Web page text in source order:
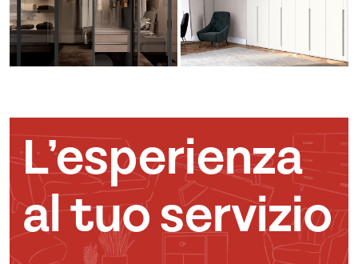
L’esperienza
al tuo servizio